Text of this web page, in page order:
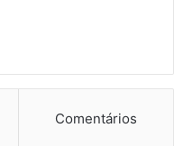
Comentários